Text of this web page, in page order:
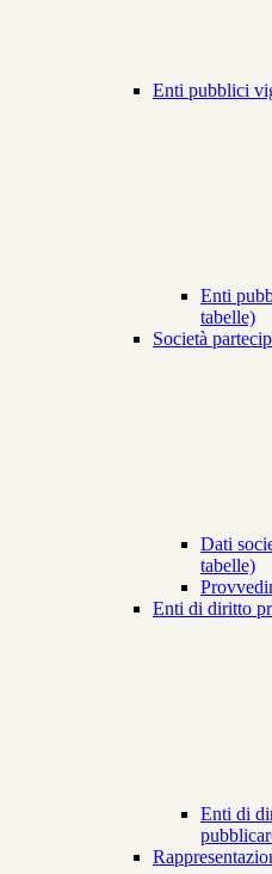
Enti pubblici
Enti
tabelle)
Società
Dati
tabelle)
Enti di diritto
Enti di